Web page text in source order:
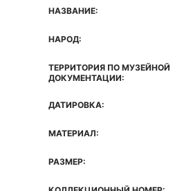
НАЗВАНИЕ:
НАРОД:
ТЕРРИТОРИЯ ПО МУЗЕЙНОЙ
ДОКУМЕНТАЦИИ:
ДАТИРОВКА:
МАТЕРИАЛ:
РАЗМЕР: